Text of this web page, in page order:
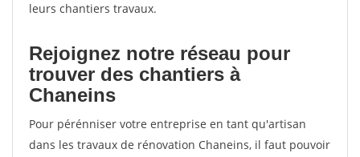
leurs chantiers travaux.
Rejoignez notre réseau pour
trouver des chantiers à
Chaneins
Pour pérénniser votre entreprise en tant qu'artisan
dans les travaux de rénovation Chaneins, il faut pouvoir